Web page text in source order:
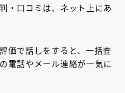
・口コミは、ネット上にあ
価で話しをすると、一括査
電話やメール連絡が一気に